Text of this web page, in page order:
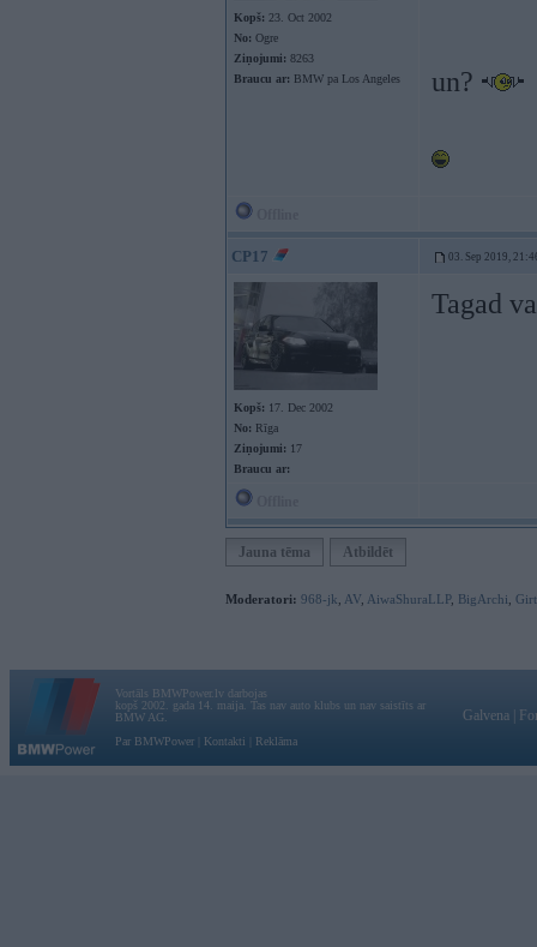
Kopš: 23. Oct 2002
No: Ogre
Ziņojumi: 8263
Braucu ar: BMW pa Los Angeles un?
CP17 03. Sep 2019,
Kopš: 17. Dec 2002
No: Rīga
Ziņojumi: 17
Braucu ar:
Tagad
Jauna tēma Atbildēt
Moderatori: 968-jk AV AiwaShuraLLP, BigArchi
Vortāls BMWPower.lv darbojas
kopš 2002. gada 14. maija. Tas nav auto klubs un nav saistīts ar
BMW AG.
Par BMWPower
Kontakti Reklāma
Galvena